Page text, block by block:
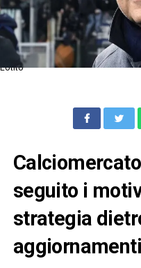
Lotito
seguito i
strategia
aggiornamenti